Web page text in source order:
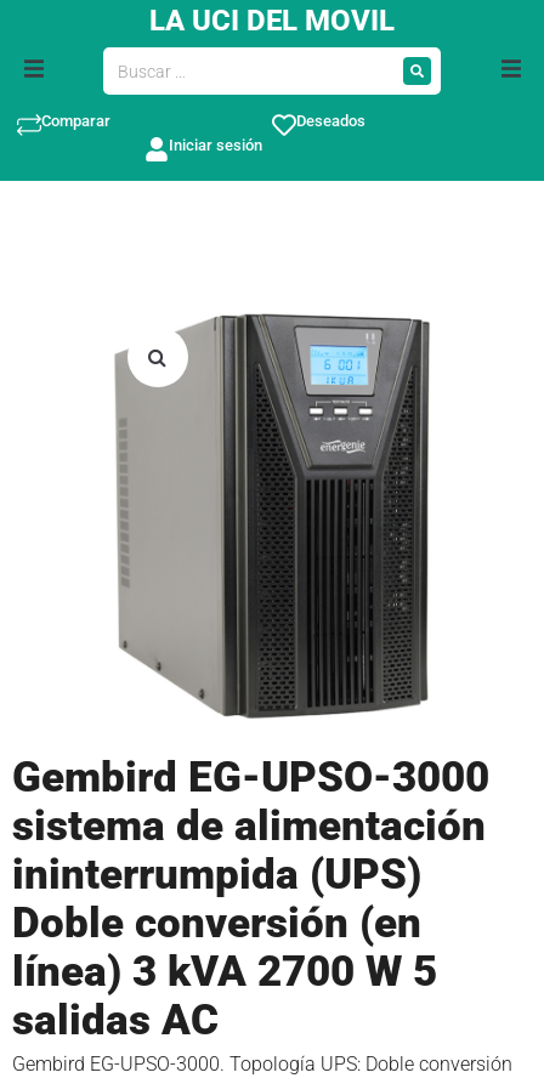
LA UCI DEL MOVIL
Comparar
Deseados
Iniciar sesión
Gembird EG-UPSO-3000
sistema de alimentación
ininterrumpida (UPS)
Doble conversión (en
línea) 3 kVA 2700 W 5
salidas AC
Gembird EG-UPSO-3000. Topología UPS: Doble conversión